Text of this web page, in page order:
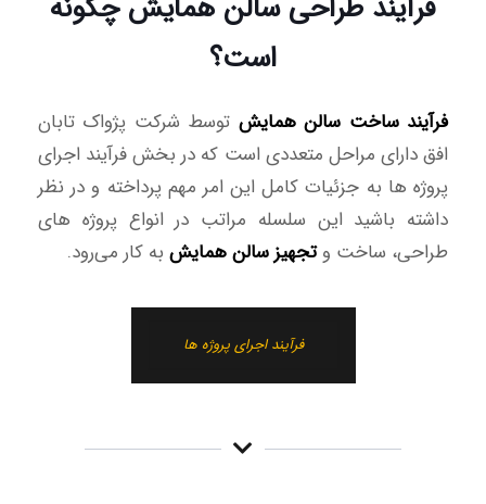
فرآیند طراحی سالن همایش چگونه
است؟
فرآیند ساخت سالن همایش توسط شرکت پژواک تابان
افق دارای مراحل متعددی است که در بخش فرآیند اجرای
پروژه ها به جزئیات کامل این امر مهم پرداخته و در نظر
داشته باشید این سلسله مراتب در انواع پروژه های
طراحی، ساخت وتجهیز سالن همایش به کار می‌رود.
فرآیند اجرای پروژه ها